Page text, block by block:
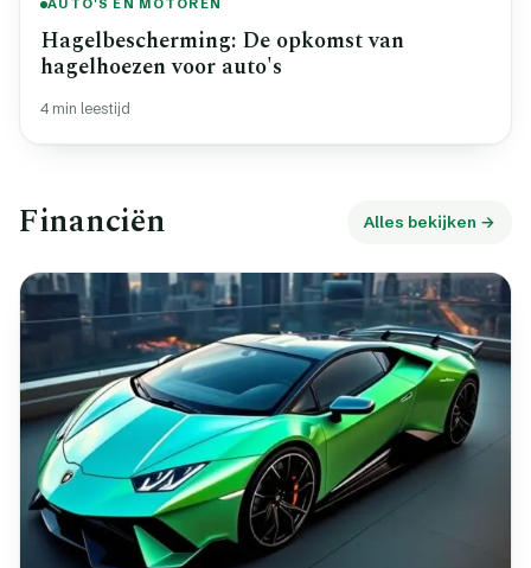
AUTO'S EN MOTOREN
Hagelbescherming: De opkomst van
hagelhoezen voor auto's
4 min leestijd
Financiën Alles bekijken →